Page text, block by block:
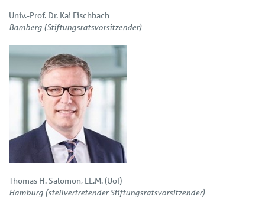
Univ.-Prof. Dr. Kai Fischbach
Bamberg (Stiftungsratsvorsitzender)
Thomas H. Salomon, LL.M. (UoI)
Hamburg (stellvertretender Stiftungsratsvorsitzender)